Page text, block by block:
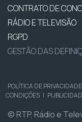
CONTRATO DE
RÁDIO E TELEVISÃO
RGPD
GESTÃO DAS
POLÍTICA DE PRIVACIDADE
CONDIÇÕES |
© RTP, Rádio e